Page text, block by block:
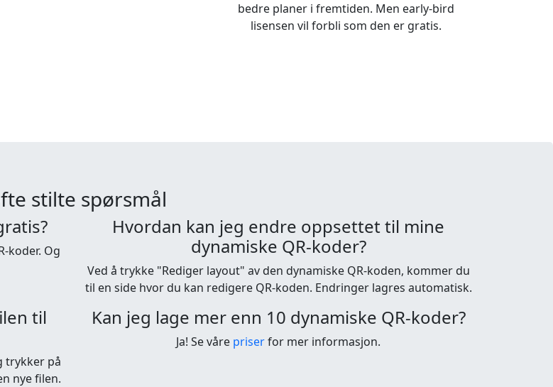
bedre planer i fremtiden. Men early-bird
lisensen vil forbli som den er gratis.
stilte spørsmål
koder. Og
Hvordan kan jeg endre oppsettet til mine
dynamiske QR-koder?
Ved å trykke "Rediger layout" av den dynamiske QR-koden, kommer du
til en side hvor du kan redigere QR-koden. Endringer lagres automatisk.
til
trykker på
nye filen.
Kan jeg lage mer enn 10 dynamiske QR-koder?
Ja! Se våre priserfor mer informasjon.